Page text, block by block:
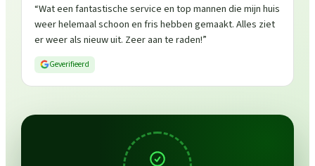
“Wat een fantastische service en top mannen die mijn huis
weer helemaal schoon en fris hebben gemaakt. Alles ziet
er weer als nieuw uit. Zeer aan te raden!”
Geverifieerd